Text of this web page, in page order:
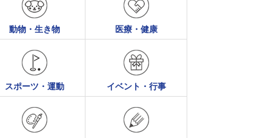
動物・生き物 医療・健康
スポーツ・運動 イベント・行事